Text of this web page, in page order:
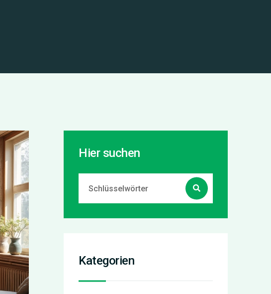
Hier suchen
Kategorien